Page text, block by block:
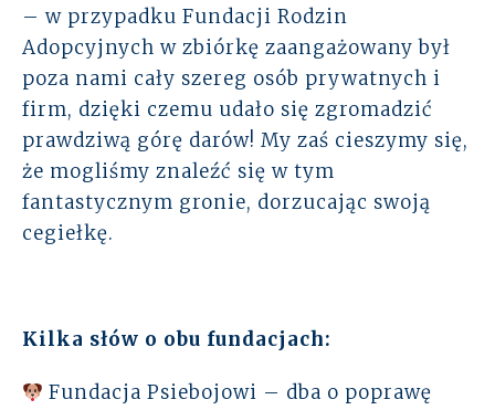
Case studies
Baza wiedzy
ALTOstratus
Kontakt
– w przypadku Fundacji Rodzin
Adopcyjnych w zbiórkę zaangażowany był
poza nami cały szereg osób prywatnych i
firm, dzięki czemu udało się zgromadzić
prawdziwą górę darów! My zaś cieszymy się,
że mogliśmy znaleźć się w tym
fantastycznym gronie, dorzucając swoją
cegiełkę.
Kilka słów o obu fundacjach:
Fundacja Psiebojowi – dba o poprawę